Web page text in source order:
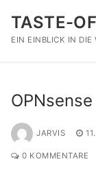
Inhalt
springen
TASTE-
EIN EINBLICK IN DIE
JARVIS
0 KOMMENTARE